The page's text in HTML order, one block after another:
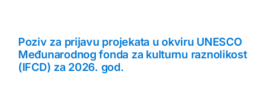
Poziv za prijavu projekata u okviru UNESCO
Međunarodnog fonda za kulturnu raznolikost
(IFCD) za 2026. god.